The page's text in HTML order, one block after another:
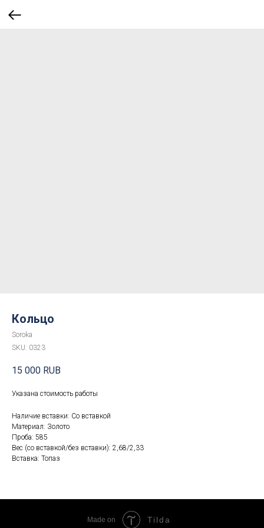
Кольцо
Soroka
SKU: 0323
15 000 RUB
Указана стоимость работы
Наличие вставки: Со вставкой
Материал: Золото
Проба: 585
Вес (со вставкой/без вставки): 2,68/2,33
Вставка: Топаз
Made on Tilda